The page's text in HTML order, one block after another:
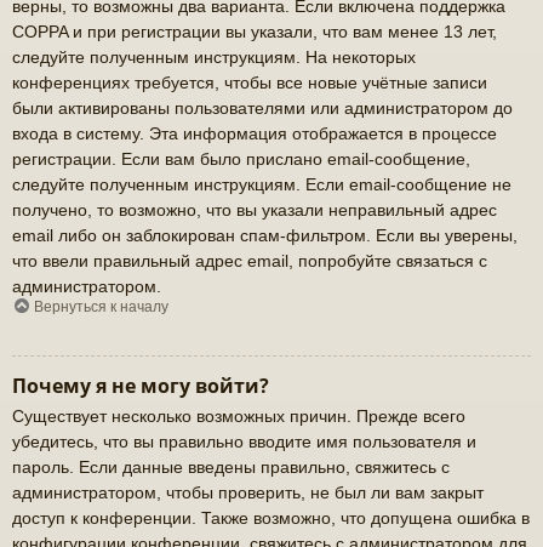
верны, то возможны два варианта. Если включена поддержка
COPPA и при регистрации вы указали, что вам менее 13 лет,
следуйте полученным инструкциям. На некоторых
конференциях требуется, чтобы все новые учётные записи
были активированы пользователями или администратором до
входа в систему. Эта информация отображается в процессе
регистрации. Если вам было прислано email-сообщение,
следуйте полученным инструкциям. Если email-сообщение не
получено, то возможно, что вы указали неправильный адрес
email либо он заблокирован спам-фильтром. Если вы уверены,
что ввели правильный адрес email, попробуйте связаться с
администратором.
Вернуться к началу
Почему я не могу войти?
Существует несколько возможных причин. Прежде всего
убедитесь, что вы правильно вводите имя пользователя и
пароль. Если данные введены правильно, свяжитесь с
администратором, чтобы проверить, не был ли вам закрыт
доступ к конференции. Также возможно, что допущена ошибка в
конфигурации конференции, свяжитесь с администратором для